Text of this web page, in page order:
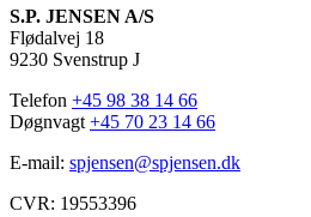
S.P. JENSEN A/S
Flødalvej 18
9230 Svenstrup J
Telefon +45 98 38 14 66
Døgnvagt +45 70 23 14 66
E-mail: spjensen@spjensen.dk
CVR: 19553396